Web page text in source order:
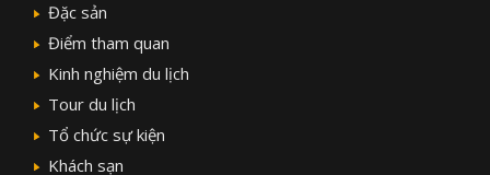
Đặc sản
Điểm tham quan
Kinh nghiệm du lịch
Tour du lịch
Tổ chức sự kiện
Khách sạn